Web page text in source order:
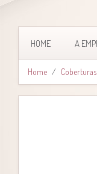
HOME A
Home Coberturas